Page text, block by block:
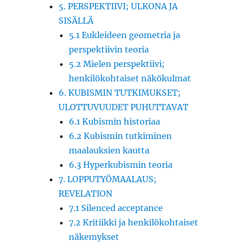
5. PERSPEKTIIVI; ULKONA JA
SISÄLLÄ
5.1 Eukleideen geometria ja
perspektiivin teoria
5.2 Mielen perspektiivi;
henkilökohtaiset näkökulmat
6. KUBISMIN TUTKIMUKSET;
ULOTTUVUUDET PUHUTTAVAT
6.1 Kubismin historiaa
6.2 Kubismin tutkiminen
maalauksien kautta
6.3 Hyperkubismin teoria
7. LOPPUTYÖMAALAUS;
REVELATION
7.1 Silenced acceptance
7.2 Kritiikki ja henkilökohtaiset
näkemykset